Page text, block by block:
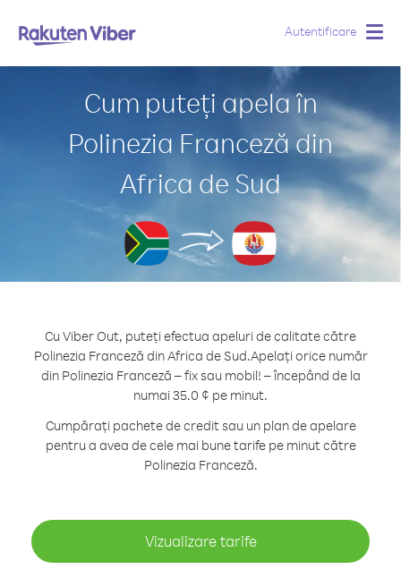
Autentificare
Cum puteți apela în
Polinezia Franceză din
Africa de Sud
Cu Viber Out, puteți efectua apeluri de calitate către
Polinezia Franceză din Africa de Sud.Apelați orice număr
din Polinezia Franceză – fix sau mobil! – începând de la
numai 35.0 ¢ pe minut.
Cumpărați pachete de credit sau un plan de apelare
pentru a avea de cele mai bune tarife pe minut către
Polinezia Franceză.
Vizualizare tarife